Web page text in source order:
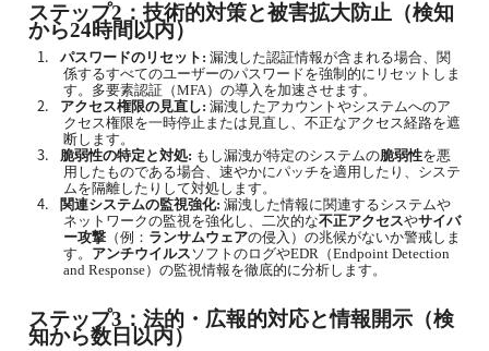
ステップ2 ：技術的対策と被害拡大防止（検知
から24時間以内）
1. パスワードのリセット : 漏洩した認証情報が含まれる場合、関
係するすべてのユーザーのパスワードを強制的にリセットしま
す。多要素認証（MFA）の導入を加速させます。
2. アクセス権限の見直し: 漏洩したアカウントやシステムへのア
クセス権限を一時停止または見直し、不正なアクセス経路を遮
断します。
3. 脆弱性の特定と対処: もし漏洩が特定のシステムの脆弱性を悪
用したものである場合、速やかにパッチを適用したり、システ
ムを隔離したりして対処します。
4. 関連システムの監視強化: 漏洩した情報に関連するシステムや
ネットワークの監視を強化し、二次的な不正アクセスやサイバ
ー攻撃 （例： ランサムウェアの侵入）の兆候がないか警戒しま
す。 アンチウイルス ソフトのログやEDR （Endpoint Detection
and Response）の監視情報を徹底的に分析します。
ステップ3 ：法的・広報的対応と情報開示（検
知から数日以内）